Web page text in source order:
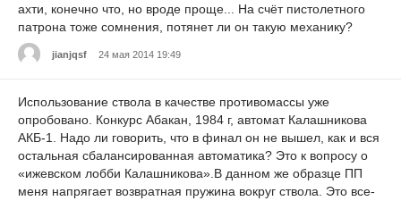
ахти, конечно что, но вроде проще... На счёт пистолетного
патрона тоже сомнения, потянет ли он такую механику?
jianjqsf 24 мая 2014 19:49
Использование ствола в качестве противомассы уже
опробовано. Конкурс Абакан, 1984 г, автомат Калашникова
АКБ-1. Надо ли говорить, что в финал он не вышел, как и вся
остальная сбалансированная автоматика? Это к вопросу о
«ижевском лобби Калашникова».В данном же образце ПП
меня напрягает возвратная пружина вокруг ствола. Это все-